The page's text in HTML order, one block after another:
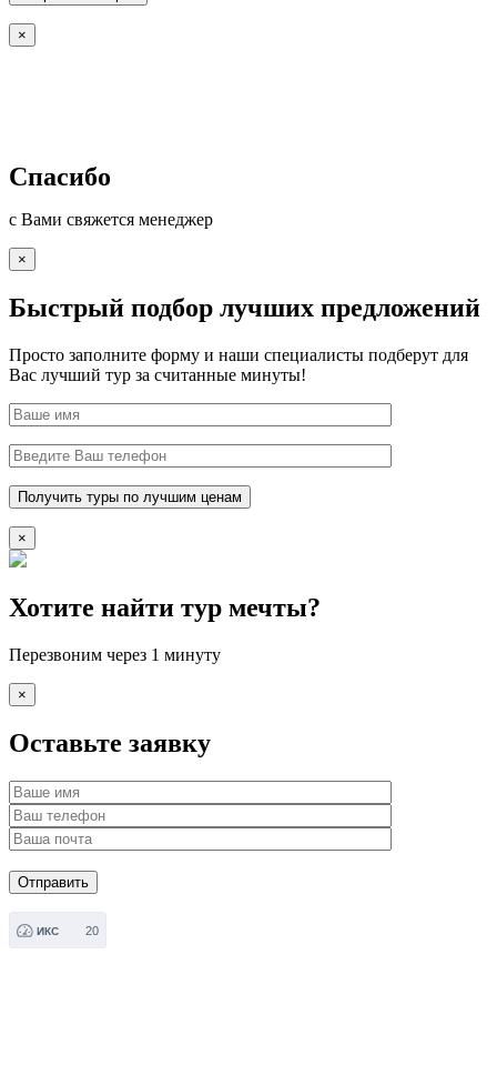
×
Спасибо
с Вами свяжется менеджер
×
Быстрый подбор лучших предложений
Просто заполните форму и наши специалисты подберут для
Вас лучший тур за считанные минуты!
×
Хотите найти тур мечты?
Перезвоним через 1 минуту
×
Оставьте заявку
ИКС 20